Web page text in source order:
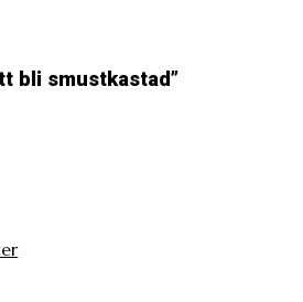
bli smustkastad”